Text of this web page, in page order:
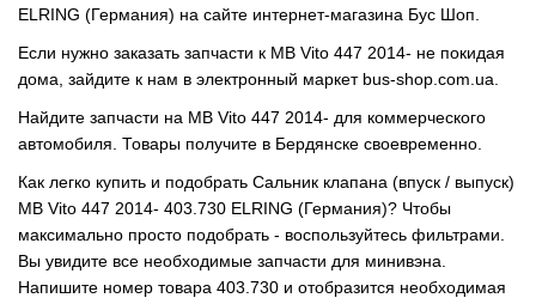
ELRING (Германия) на сайте интернет-магазина Бус Шоп.
Если нужно заказать запчасти к MB Vito 447 2014- не покидая
дома, зайдите к нам в электронный маркет bus-shop.com.ua.
Найдите запчасти на MB Vito 447 2014- для коммерческого
автомобиля. Товары получите в Бердянске своевременно.
Как легко купить и подобрать Сальник клапана (впуск / выпуск)
MB Vito 447 2014- 403.730 ELRING (Германия)? Чтобы
максимально просто подобрать - воспользуйтесь фильтрами.
Вы увидите все необходимые запчасти для минивэна.
Напишите номер товара 403.730 и отобразится необходимая